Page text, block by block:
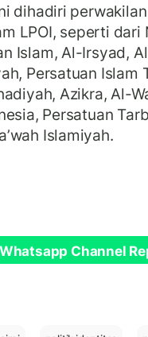
dihadiri
LPOI, seperti dari
Islam, Al-Irsyad,
Persatuan Islam
Azikra, Al-
Persatuan
Islamiyah.
Channel